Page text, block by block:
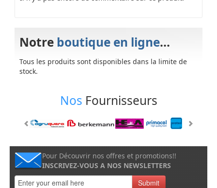
Notre boutique en ligne...
Tous les produits sont disponibles dans la limite de
stock.
Nos Fournisseurs
Pour Découvrir nos offres et promotions!!
INSCRIVEZ-VOUS A NOS NEWSLETTERS
Submit